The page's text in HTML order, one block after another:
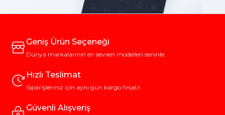
Geniş Ürün Seçeneği
Dünya markalarının en sevilen modelleri seninle.
Hızlı Teslimat
Siparişleriniz için aynı gün kargo fırsatı!
Güvenli Alışveriş